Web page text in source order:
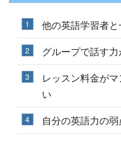
他の英語学習者
グループで話す力
レッスン料金が
い
自分の英語力の